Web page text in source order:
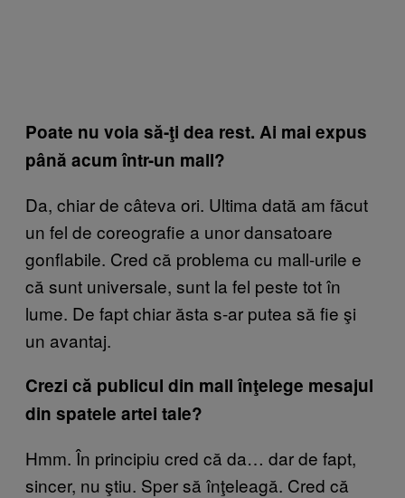
Poate nu voia să-ţi dea rest. Ai mai expus
până acum într-un mall?
Da, chiar de câteva ori. Ultima dată am făcut
un fel de coreografie a unor dansatoare
gonflabile. Cred că problema cu mall-urile e
că sunt universale, sunt la fel peste tot în
lume. De fapt chiar ăsta s-ar putea să fie şi
un avantaj.
Crezi că publicul din mall înţelege mesajul
din spatele artei tale?
Hmm. În principiu cred că da… dar de fapt,
sincer, nu ştiu. Sper să înţeleagă. Cred că